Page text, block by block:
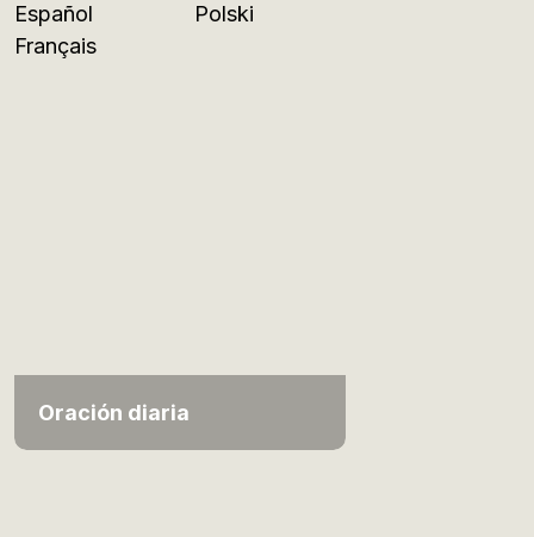
Español
Français
Polski
Oración diaria